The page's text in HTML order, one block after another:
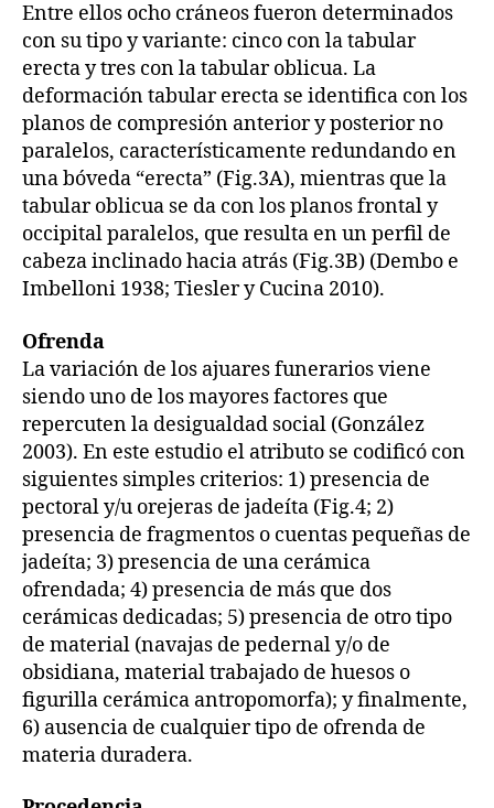
Entre ellos ocho cráneos fueron determinados
con su tipo y variante: cinco con la tabular
erecta y tres con la tabular oblicua. La
deformación tabular erecta se identifica con los
planos de compresión anterior y posterior no
paralelos, característicamente redundando en
una bóveda “erecta” (Fig.3A), mientras que la
tabular oblicua se da con los planos frontal y
occipital paralelos, que resulta en un perfil de
cabeza inclinado hacia atrás (Fig.3B) (Dembo e
Imbelloni 1938; Tiesler y Cucina 2010).
Ofrenda
La variación de los ajuares funerarios viene
siendo uno de los mayores factores que
repercuten la desigualdad social (González
2003). En este estudio el atributo se codificó con
siguientes simples criterios: 1) presencia de
pectoral y/u orejeras de jadeíta (Fig.4; 2)
presencia de fragmentos o cuentas pequeñas de
jadeíta; 3) presencia de una cerámica
ofrendada; 4) presencia de más que dos
cerámicas dedicadas; 5) presencia de otro tipo
de material (navajas de pedernal y/o de
obsidiana, material trabajado de huesos o
figurilla cerámica antropomorfa); y finalmente,
6) ausencia de cualquier tipo de ofrenda de
materia duradera.